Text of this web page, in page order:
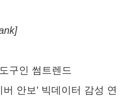
구인 썸트렌드
안보’ 빅데이터 감성 연